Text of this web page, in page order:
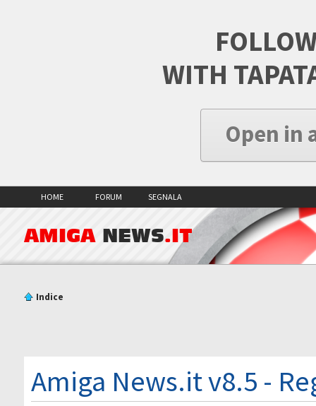
WITH
Open in
HOME FORUM SEGNALA
AMIGA NEWS.IT
Indice
Amiga News.it v8.5 -